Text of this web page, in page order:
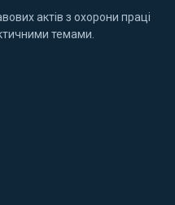
актів з охорони праці
темами.